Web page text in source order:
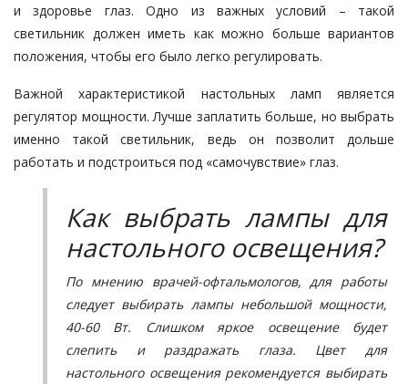
и здоровье глаз. Одно из важных условий – такой
светильник должен иметь как можно больше вариантов
положения, чтобы его было легко регулировать.
Важной характеристикой настольных ламп является
регулятор мощности. Лучше заплатить больше, но выбрать
именно такой светильник, ведь он позволит дольше
работать и подстроиться под «самочувствие» глаз.
Как выбрать лампы для
настольного освещения?
По мнению врачей-офтальмологов, для работы
следует выбирать лампы небольшой мощности,
40-60 Вт. Слишком яркое освещение будет
слепить и раздражать глаза. Цвет для
настольного освещения рекомендуется выбирать